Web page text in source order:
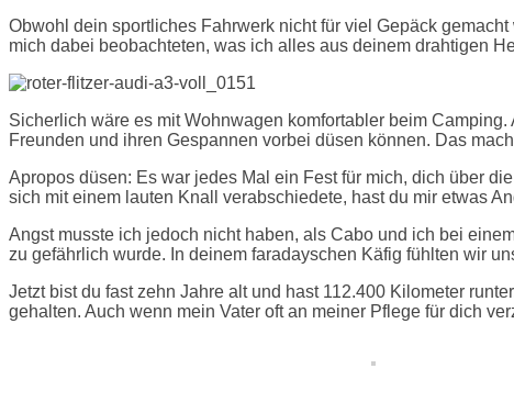
Obwohl dein sportliches Fahrwerk nicht für viel Gepäck
mich dabei beobachteten, was ich alles aus deinem drahtigen
Sicherlich wäre es mit Wohnwagen komfortabler beim
Freunden und ihren Gespannen vorbei düsen können. Das
Apropos düsen: Es war jedes Mal ein Fest für mich, dich über
sich mit einem lauten Knall verabschiedete, hast du mir etwas
Angst musste ich jedoch nicht haben, als Cabo und ich bei
zu gefährlich wurde. In deinem faradayschen Käfig fühlten wir
Jetzt bist du fast zehn Jahre alt und hast 112.400 Kilometer
gehalten. Auch wenn mein Vater oft an meiner Pflege für dich